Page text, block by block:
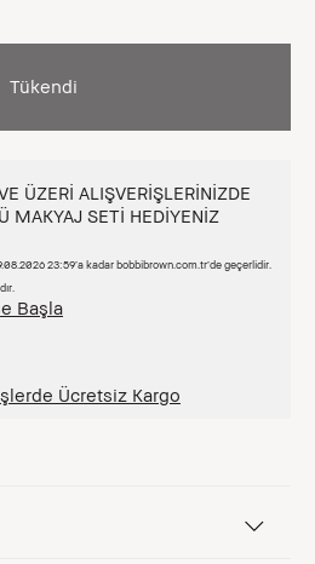
Tükendi
ÜZERİ ALIŞVERİŞLERİNİZDE
MAKYAJ SETİ HEDİYENİZ
23:59’a kadar bobbibrown.com.tr’de geçerlidir.
Başla
Ücretsiz Kargo